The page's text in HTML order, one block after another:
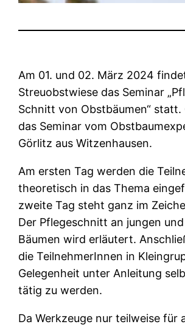
Am 01. und 02. März 2024
Streuobstwiese das Seminar
Schnitt von Obstbäumen“ statt.
das Seminar vom
Görlitz aus Witzenhausen.
Am ersten Tag werden die
theoretisch in das Thema
zweite Tag steht ganz im
Der Pflegeschnitt an jungen
Bäumen wird erläutert.
die TeilnehmerInnen in
Gelegenheit unter Anleitung
tätig zu werden.
Da Werkzeuge nur teilweise für